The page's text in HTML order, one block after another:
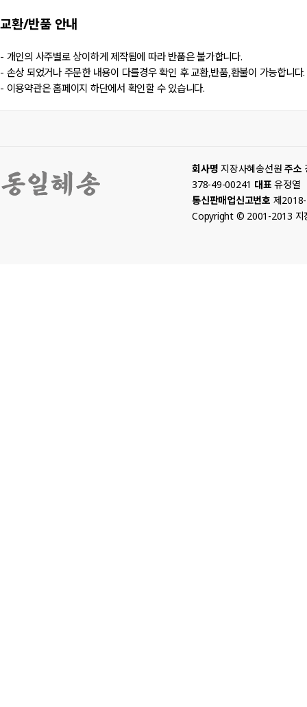
교환/반품안내
- 개인의 사주별로 상이하게 제작됨에 따라 반품은 불가합니다.
- 손상 되었거나 주문한 내용이 다를경우 확인 후 교환,반품,환불이 가능합니다.
- 이용약관은 홈페이지 하단에서 확인할 수 있습니다.
회사명 지장사혜송선원 주소
378-49-00241 대표 유정열
통신판매업신고번호 제
Copyright © 2001-2013 지